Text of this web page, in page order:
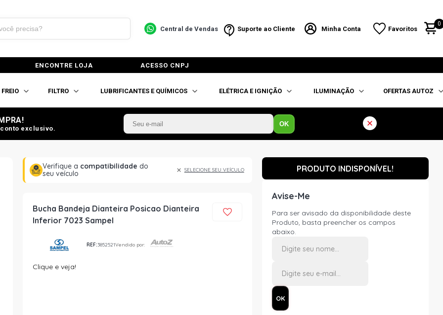
Central de Vendas Suporte ao Cliente Minha Conta Favoritos
0
ENCONTRE LOJA ACESSO CNPJ
FREIO FILTRO LUBRIFICANTES E QUÍMICOS ELÉTRICA E IGNIÇÃO ILUMINAÇÃO OFERTAS AUTOZ
exclusivo.
OK
Verifique a compatibilidade do
seu veículo
SELECIONE SEU VEÍCULO
Bucha Bandeja Dianteira Posicao Dianteira
Inferior 7023 Sampel
REF:3852521Vendido por:
Clique e veja!
PRODUTO INDISPONÍVEL!
Avise-Me
Para ser avisado da disponibilidade deste
Produto, basta preencher os campos
abaixo.